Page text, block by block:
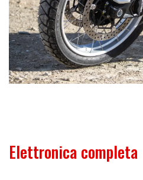
Elettronica completa